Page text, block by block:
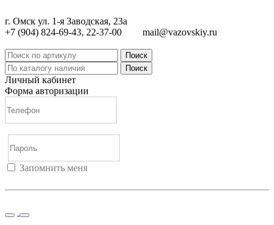
г. Омск ул. 1-я Заводская, 23а
+7 (904) 824-69-43, 22-37-00
mail@vazovskiy.ru
Поиск
Поиск
Личный кабинет
Форма авторизации
Запомнить меня